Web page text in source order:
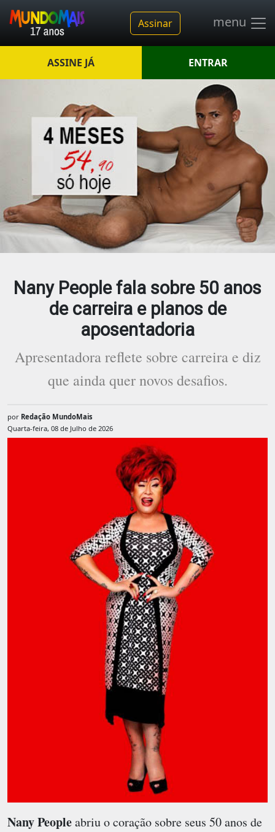
Assinar menu
ASSINE JÁ ENTRAR
Nany People fala sobre 50 anos
de carreira e planos de
aposentadoria
Apresentadora reflete sobre carreira e diz
que ainda quer novos desafios.
por Redação MundoMais
Quarta-feira, 08 de Julho de 2026
Nany Peopleabriu o coração sobre seus 50 anos de